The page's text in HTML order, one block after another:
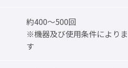
約400～500回
※機器及び使用条件によりま
す